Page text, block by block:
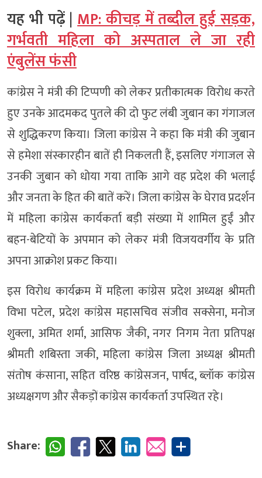
यह भी पढ़ें |MP: कीचड़ में तब्दील हुई सड़क,
गर्भवती महिला को अस्पताल ले जा रही
एंबुलेंस फंसी
कांग्रेस ने मंत्री की टिप्पणी को लेकर प्रतीकात्मक विरोध करते
हुए उनके आदमकद पुतले की दो फुट लंबी जुबान का गंगाजल
से शुद्धिकरण किया। जिला कांग्रेस ने कहा कि मंत्री की जुबान
से हमेशा संस्कारहीन बातें ही निकलती हैं, इसलिए गंगाजल से
उनकी जुबान को धोया गया ताकि आगे वह प्रदेश की भलाई
और जनता के हित की बातें करें। जिला कांग्रेस के घेराव प्रदर्शन
में महिला कांग्रेस कार्यकर्ता बड़ी संख्या में शामिल हुईं और
बहन-बेटियों के अपमान को लेकर मंत्री विजयवर्गीय के प्रति
अपना आक्रोश प्रकट किया।
इस विरोध कार्यक्रम में महिला कांग्रेस प्रदेश अध्यक्ष श्रीमती
विभा पटेल, प्रदेश कांग्रेस महासचिव संजीव सक्सेना, मनोज
शुक्ला, अमित शर्मा, आसिफ जैकी, नगर निगम नेता प्रतिपक्ष
श्रीमती शबिस्ता जकी, महिला कांग्रेस जिला अध्यक्ष श्रीमती
संतोष कंसाना, सहित वरिष्ठ कांग्रेसजन, पार्षद, ब्लॉक कांग्रेस
अध्यक्षगण और सैकड़ों कांग्रेस कार्यकर्ता उपस्थित रहे।
Share: